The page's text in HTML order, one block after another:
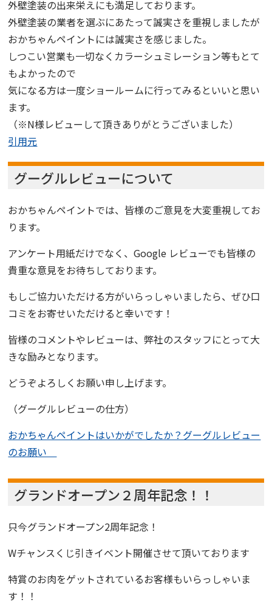
外壁塗装の出来栄えにも満足しております。
外壁塗装の業者を選ぶにあたって誠実さを重視しましたが
おかちゃんペイントには誠実さを感じました。
しつこい営業も一切なくカラーシュミレーション等もとて
もよかったので
気になる方は一度ショールームに行ってみるといいと思い
ます。
（※N様レビューして頂きありがとうございました）
引用元
グーグルレビューについて
おかちゃんペイントでは、皆様のご意見を大変重視してお
ります。
アンケート用紙だけでなく、Google レビューでも皆様の
貴重な意見をお待ちしております。
もしご協力いただける方がいらっしゃいましたら、ぜひ口
コミをお寄せいただけると幸いです！
皆様のコメントやレビューは、弊社のスタッフにとって大
きな励みとなります。
どうぞよろしくお願い申し上げます。
（グーグルレビューの仕方）
おかちゃんペイントはいかがでしたか？グーグルレビュー
のお願い
グランドオープン２周年記念！！
只今グランドオープン2周年記念！
Wチャンスくじ引きイベント開催させて頂いております
特賞のお肉をゲットされているお客様もいらっしゃいま
す！！